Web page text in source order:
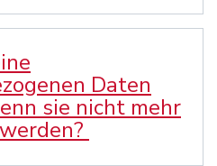
Daten
sie nicht mehr